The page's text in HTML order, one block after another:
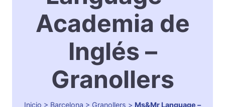
Academia de
Inglés –
Granollers
Inicio > Barcelona > Granollers > Ms&Mr Language –